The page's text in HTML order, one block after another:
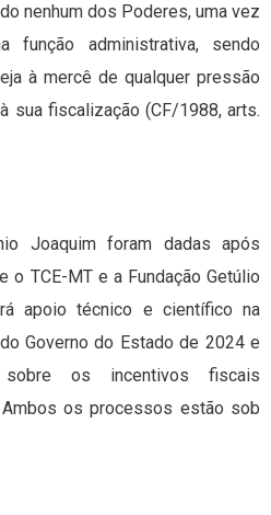
nenhum dos Poderes, uma vez
administrativa, sendo
à mercê de qualquer pressão
sua fiscalização (CF/1988, arts.
Joaquim foram dadas após
o TCE-MT e a Fundação Getúlio
apoio técnico e científico na
Governo do Estado de 2024 e
os incentivos fiscais
os processos estão sob